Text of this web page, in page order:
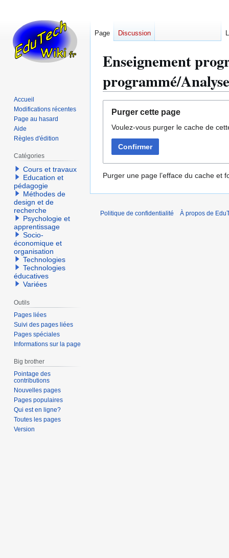
Enseignement
programmé/
navigation
recherche
Purger cette page
Voulez-vous purger le cache de
Confirmer
Purger une page l’efface du cache et
Page Discussion
Accueil
Modifications récentes
Page au hasard
Aide
Règles d'édition
Catégories
Cours et travaux
Education et
pédagogie
Méthodes de
design et de
recherche
Psychologie et
apprentissage
Socio-
économique et
organisation
Technologies
Technologies
éducatives
Variées
Outils
Pages liées
Suivi des pages liées
Pages spéciales
Informations sur la page
Big brother
Pointage des
contributions
Nouvelles pages
Pages populaires
Qui est en ligne?
Toutes les pages
Version
Politique de confidentialité À propos de